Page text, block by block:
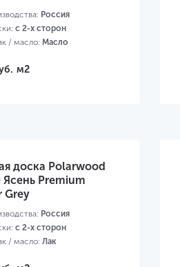
Россия
с 2-х сторон
/ масло: Масло
м2
доска Polarwood
Ясень Premium
Grey
Россия
с 2-х сторон
/ масло: Лак